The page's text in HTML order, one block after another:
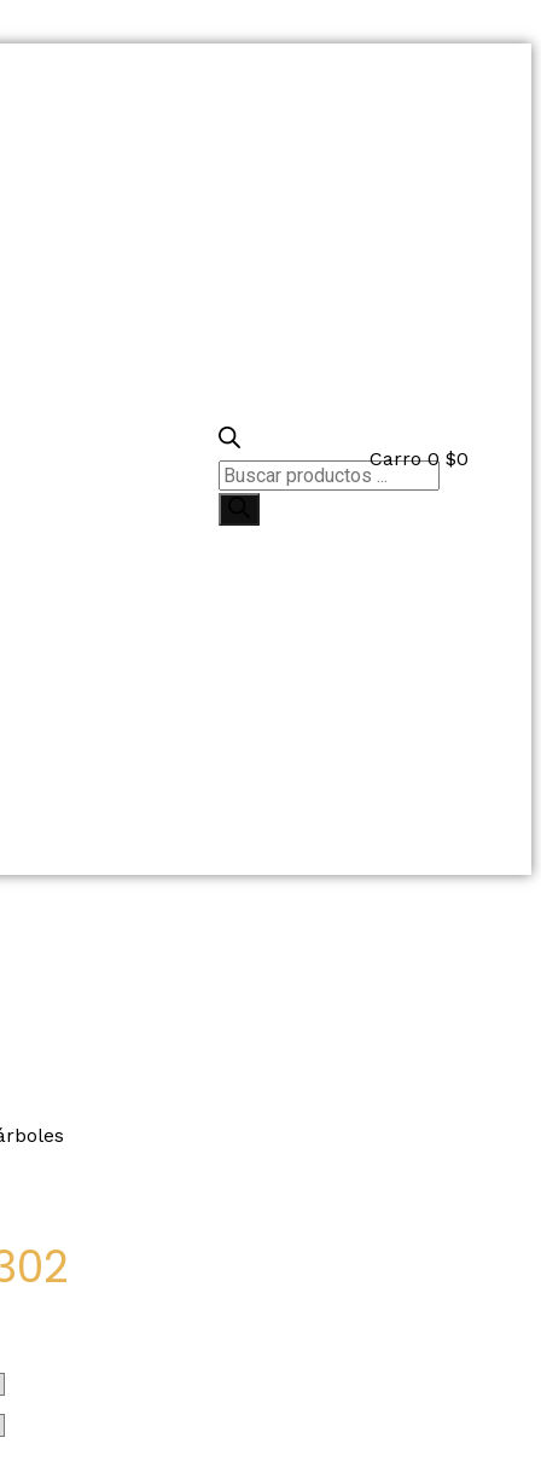
Carro 0 $0